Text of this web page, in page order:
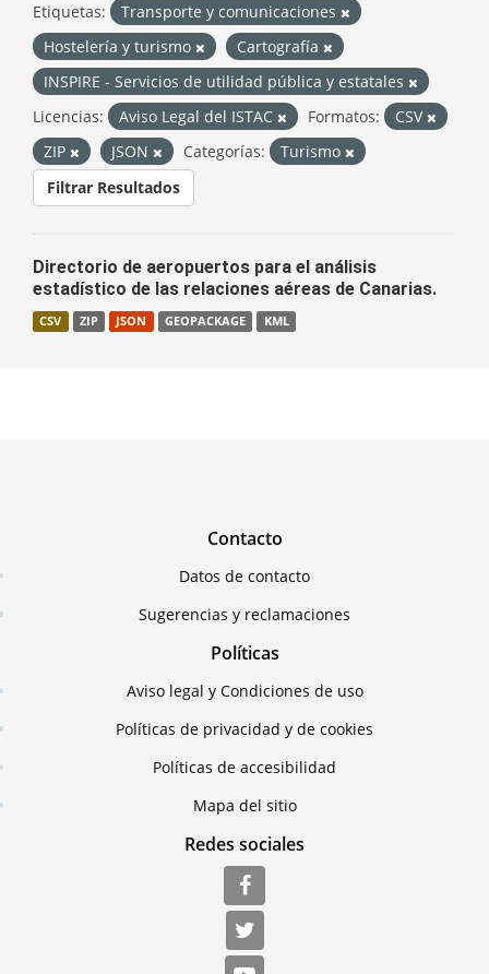
Etiquetas:
Transporte y comunicaciones
Hostelería y turismo
Cartografía
INSPIRE - Servicios de utilidad pública y estatales
Licencias:
Aviso Legal del ISTAC Formatos:
CSV
ZIP
JSON Categorías:
Turismo
Filtrar Resultados
Directorio de aeropuertos para el análisis
estadístico de las relaciones aéreas de Canarias.
CSV ZIP JSON GEOPACKAGE KML
Contacto
Datos de contacto
Sugerencias y reclamaciones
Políticas
Aviso legal y Condiciones de uso
Políticas de privacidad y de cookies
Políticas de accesibilidad
Mapa del sitio
Redes sociales